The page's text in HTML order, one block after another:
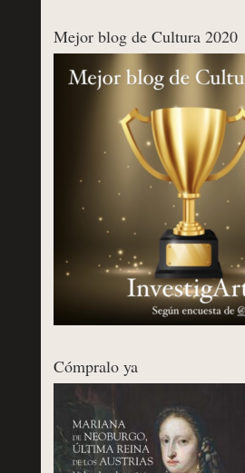
Mejor blog de Cultura 2020
Cómpralo ya